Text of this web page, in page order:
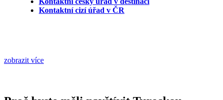
Kontaktní cizí úřad v ČR
zobrazit více